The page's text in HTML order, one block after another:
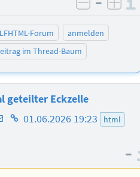
negativ
Forum
anmelden
im Thread-Baum
geteilter Eckzelle
Homepage
01.06.2026 19:23
html
–